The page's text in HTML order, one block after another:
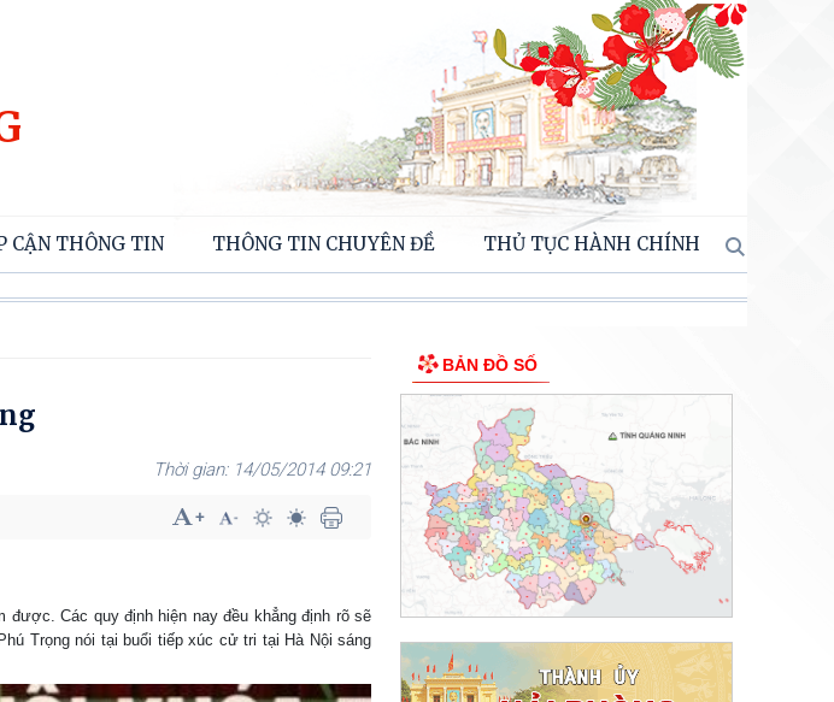
CẬN THÔNG TIN THÔNG TIN CHUYÊN ĐỀ THỦ TỤC HÀNH CHÍNH
14/05/2014 09:21
Các quy định hiện nay đều khẳng định rõ sẽ
Trọng nói tại buổi tiếp xúc cử tri tại Hà Nội sáng
BẢN ĐỒ SỐ